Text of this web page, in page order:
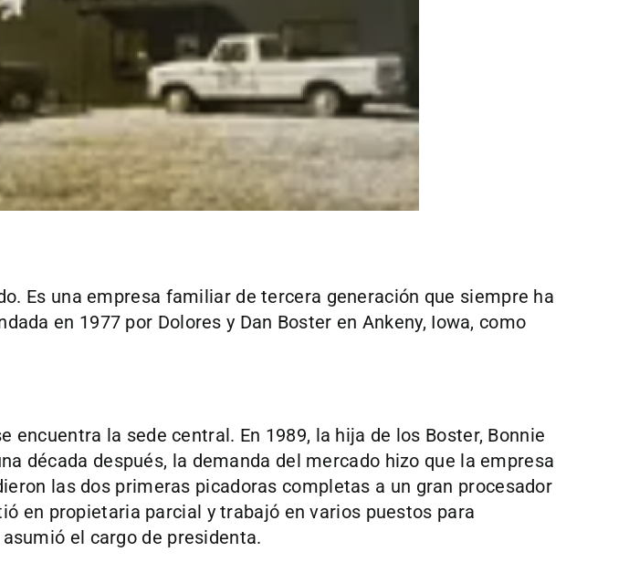
Es una empresa familiar de tercera generación que siempre ha
en 1977 por Dolores y Dan Boster en Ankeny, Iowa, como
encuentra la sede central. En 1989, la hija de los Boster, Bonnie
década después, la demanda del mercado hizo que la empresa
las dos primeras picadoras completas a un gran procesador
en propietaria parcial y trabajó en varios puestos para
el cargo de presidenta.